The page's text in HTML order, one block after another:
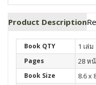
Product Description
Book QTY 1 เล่ม
Pages 28 ห
Book Size 8.6 x